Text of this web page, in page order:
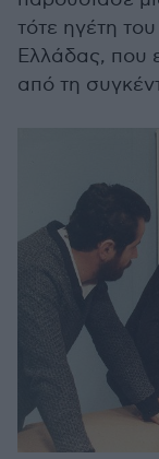
τότε ηγέτη
Ελλάδας, που
από τη